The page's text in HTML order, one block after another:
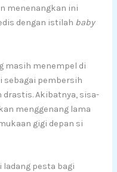
menenangkan ini
dengan istilah baby
masih menempel di
sebagai pembersih
Akibatnya, sisa-
menggenang lama
gigi depan si
ladang pesta bagi